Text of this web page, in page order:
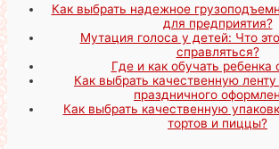
Как выбрать надежное
для предприятия?
Мутация голоса у детей: Что
справляться?
Где и как обучать ребенка
Как выбрать качественную
праздничного
Как выбрать качественную
тортов и пиццы?